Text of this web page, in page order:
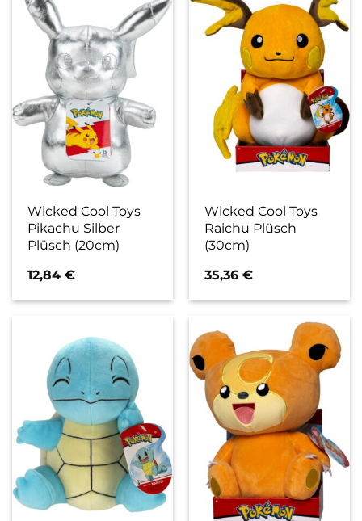
Wicked Cool Toys
Pikachu Silber
Plüsch (20cm)
12,84€
Wicked Cool Toys
Raichu Plüsch
(30cm)
35,36€